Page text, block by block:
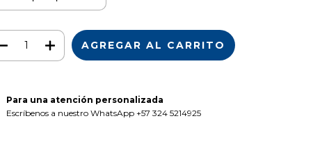
Para una atención personalizada
Escríbenos a nuestro WhatsApp +57 324 5214925